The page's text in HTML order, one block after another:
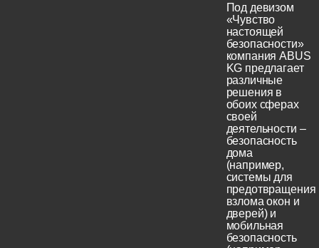
Под девизом
«Чувство
настоящей
безопасности»
компания ABUS
KG предлагает
различные
решения в
обоих сферах
своей
деятельности –
безопасность
дома
(например,
системы для
предотвращения
взлома окон и
дверей) и
мобильная
безопасность